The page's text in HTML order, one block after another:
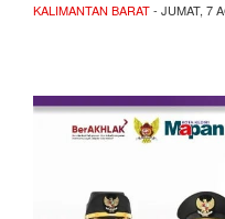
KALIMANTAN BARAT- JUMAT, 7